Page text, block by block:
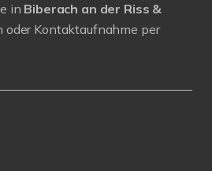
in Biberach an der Riss &
oder Kontaktaufnahme per